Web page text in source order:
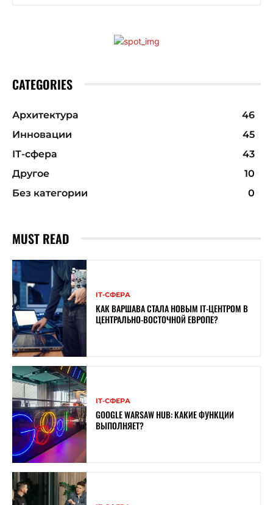
CATEGORIES
Архитектура
46
Инновации
45
ІТ-сфера
43
Другое
10
Без категории
0
MUST READ
ІТ-СФЕРА
КАК ВАРШАВА СТАЛА НОВЫМ IT-ЦЕНТРОМ В
ЦЕНТРАЛЬНО-ВОСТОЧНОЙ ЕВРОПЕ?
ІТ-СФЕРА
GOOGLE WARSAW HUB: КАКИЕ ФУНКЦИИ
ВЫПОЛНЯЕТ?